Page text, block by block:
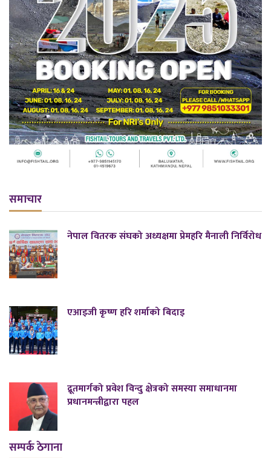
समाचार
नेपाल वितरक संघको अध्यक्षमा प्रेमहरि मैनाली निर्विरोध
एआइजी कृष्ण हरि शर्माको बिदाइ
द्रूतमार्गको प्रवेश विन्दु क्षेत्रको समस्या समाधानमा
प्रधानमन्त्रीद्वारा पहल
सम्पर्क ठेगाना